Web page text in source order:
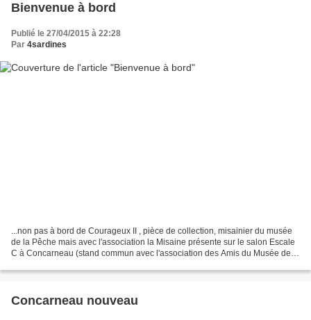
Bienvenue à bord
Publié le 27/04/2015 à 22:28
Par 4sardines
...non pas à bord de Courageux II , pièce de collection, misainier du musée
de la Pêche mais avec l'association la Misaine présente sur le salon Escale
C à Concarneau (stand commun avec l'association des Amis du Musée de la
Concarneau nouveau